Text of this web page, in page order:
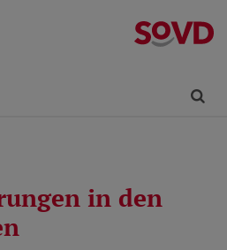
in den